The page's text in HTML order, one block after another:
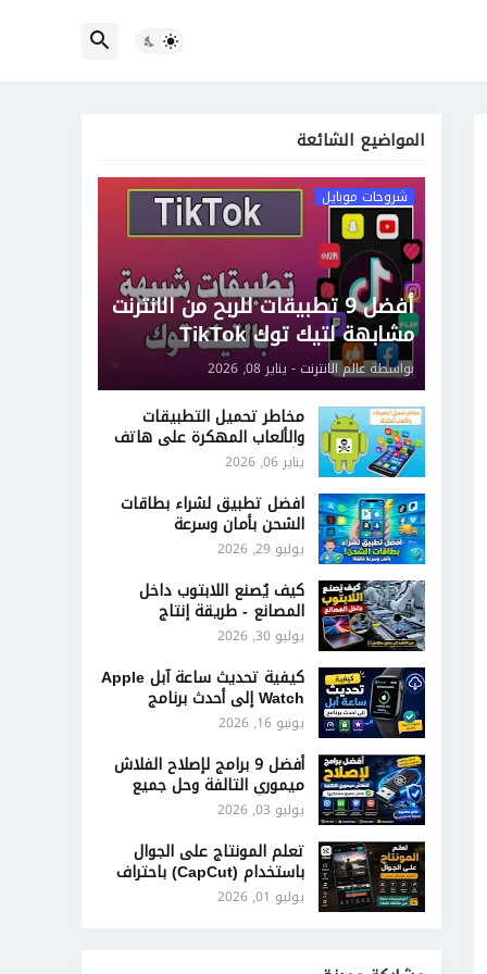
المواضيع الشائعة
شروحات موبايل
أفضل 9 تطبيقات للربح من الانترنت
مشابهة لتيك توك TikTok
بواسطةعالم الانترنت - يناير 08, 2026
مخاطر تحميل التطبيقات
والألعاب المهكرة على هاتف
الأندرويد
يناير 06, 2026
افضل تطبيق لشراء بطاقات
الشحن بأمان وسرعة
يوليو 29, 2026
كيف يُصنع اللابتوب داخل
المصانع - طريقة إنتاج
الحاسوب المحمول
يوليو 30, 2026
كيفية تحديث ساعة آبل Apple
Watch إلى أحدث برنامج
تشغيل
يونيو 16, 2026
أفضل 9 برامج لإصلاح الفلاش
ميموري التالفة وحل جميع
مشاكلها
يوليو 03, 2026
تعلم المونتاج على الجوال
باستخدام (CapCut) باحتراف
وبشكل مجاني
يوليو 01, 2026